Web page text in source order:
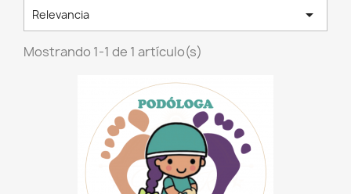
Relevancia 
Mostrando 1-1 de 1 artículo(s)